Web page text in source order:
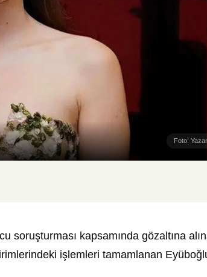
Foto:
soruşturması kapsamında gözaltına
işlemleri tamamlanan